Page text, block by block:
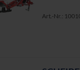
Art.-Nr.: